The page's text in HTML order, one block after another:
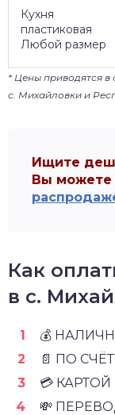
Кухня
пластиковая
Любой размер
* Цены приводятся в
с. Михайловки и
Ищите
Вы можете
Как
в с.
💰
📄 ПО
💳 КАРТОЙ
💸